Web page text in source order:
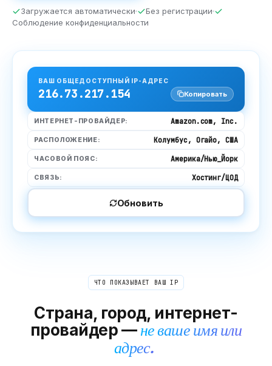
Загружается автоматически
Без регистрации
Соблюдение конфиденциальности
ВАШ ОБЩЕДОСТУПНЫЙ IP-АДРЕС
216.73.217.154 Копировать
ИНТЕРНЕТ-ПРОВАЙДЕР: Amazon.com, Inc.
РАСПОЛОЖЕНИЕ: Колумбус, Огайо, США
ЧАСОВОЙ ПОЯС: Америка/Нью_Йорк
СВЯЗЬ: Хостинг/ЦОД
Обновить
ЧТО ПОКАЗЫВАЕТ ВАШ IP
Страна, город, интернет-
провайдер — не ваше имя или
адрес.